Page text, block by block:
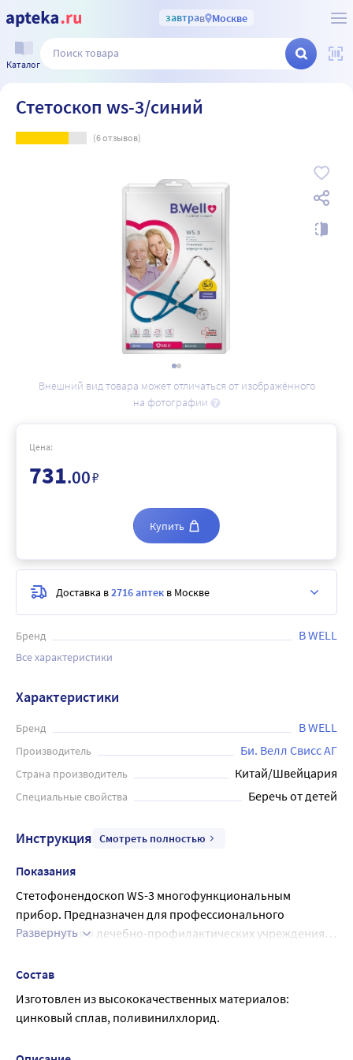
завтрав Москве
Каталог
Стетоскоп ws-3/синий
(6отзывов)
Внешний вид товара может отличаться от изображённого
на фотографии
Бренд B WELL
Все характеристики
Цена:
731.00₽
Купить
Доставка в2716 аптек в Москве
Характеристики
Бренд B WELL
Производитель Би. Велл Свисс АГ
Страна производитель Китай/Швейцария
Специальные свойства Беречь от детей
Инструкция Смотреть полностью
Показания
Стетофонендоскоп WS-3 многофункциональным
прибор. Предназначен для профессионального
применения в лечебно-профилактических учреждениях
Развернуть
Состав
Изготовлен из высококачественных материалов:
цинковый сплав, поливинилхлорид.